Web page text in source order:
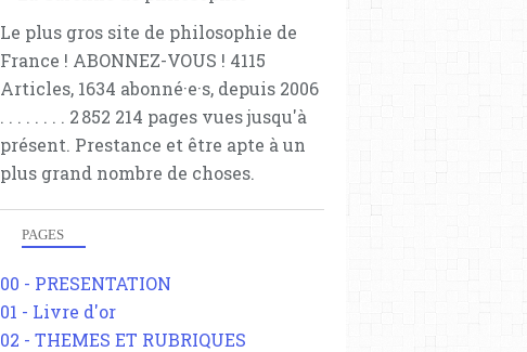
Le plus gros site de philosophie de
France ! ABONNEZ-VOUS ! 4115
Articles, 1634 abonné·e·s, depuis 2006
. . . . . . . . 2 852 214 pages vues jusqu'à
présent. Prestance et être apte à un
plus grand nombre de choses.
PAGES
00 - PRESENTATION
01 - Livre d'or
02 - THEMES ET RUBRIQUES